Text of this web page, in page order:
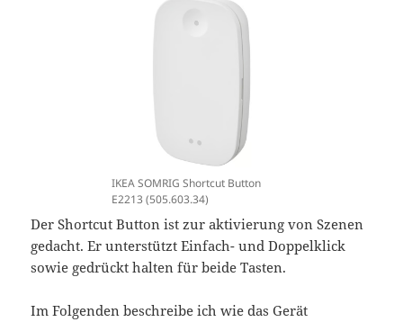
IKEA SOMRIG Shortcut Button
E2213 (505.603.34)
Der Shortcut Button ist zur aktivierung von Szenen
gedacht. Er unterstützt Einfach- und Doppelklick
sowie gedrückt halten für beide Tasten.
Im Folgenden beschreibe ich wie das Gerät